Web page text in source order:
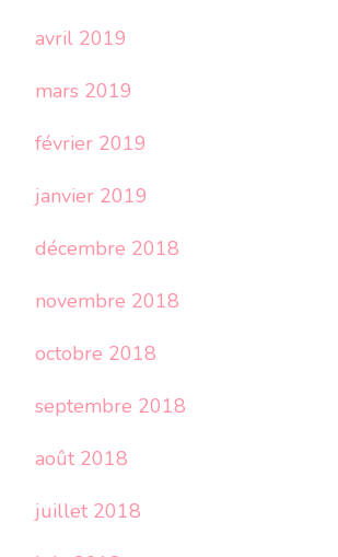
avril 2019
mars 2019
février 2019
janvier 2019
décembre 2018
novembre 2018
octobre 2018
septembre 2018
août 2018
juillet 2018